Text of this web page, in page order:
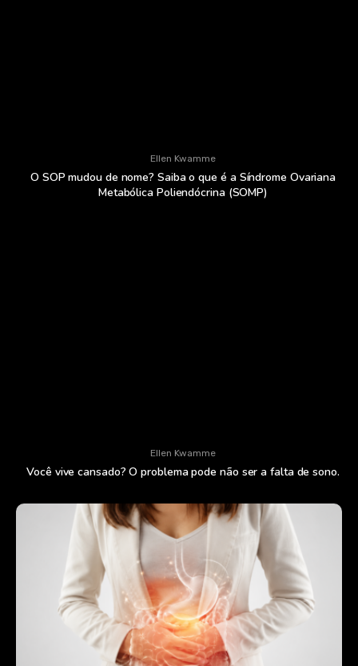
Ellen Kwamme
O SOP mudou de nome? Saiba o que é a Síndrome Ovariana
Metabólica Poliendócrina (SOMP)
Ellen Kwamme
Você vive cansado? O problema pode não ser a falta de sono.